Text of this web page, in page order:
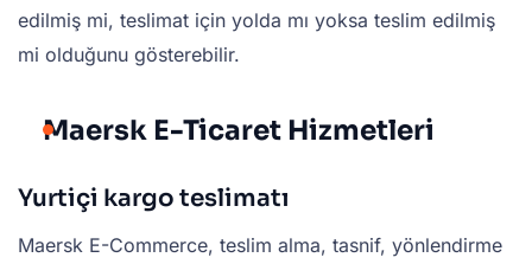
edilmiş mi, teslimat için yolda mı yoksa teslim edilmiş
mi olduğunu gösterebilir.
Maersk E-Ticaret Hizmetleri
Yurtiçi kargo teslimatı
Maersk E-Commerce, teslim alma, tasnif, yönlendirme